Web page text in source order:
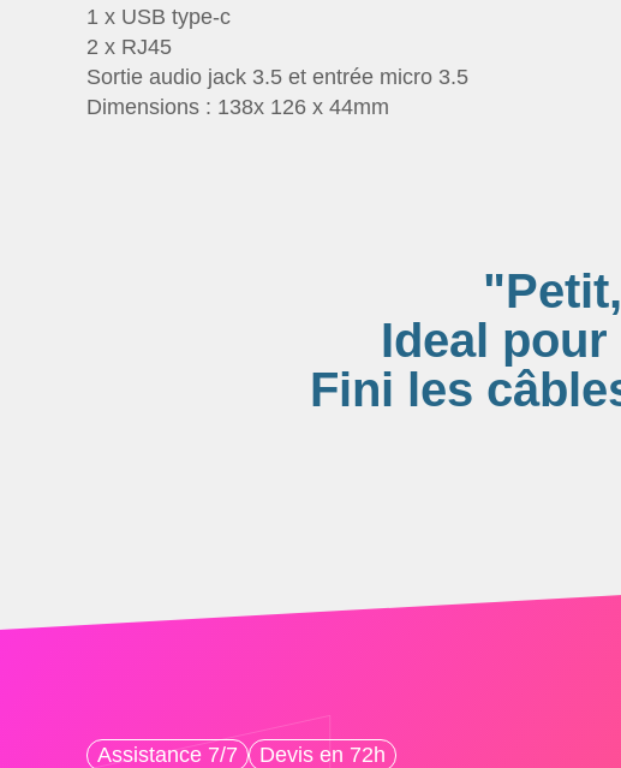
1 x USB type-c
2 x RJ45
Sortie audio jack 3.5 et entrée micro 3.5
Dimensions : 138x 126 x 44mm
Ideal
Fini les
Assistance 7/7 Devis en 72h